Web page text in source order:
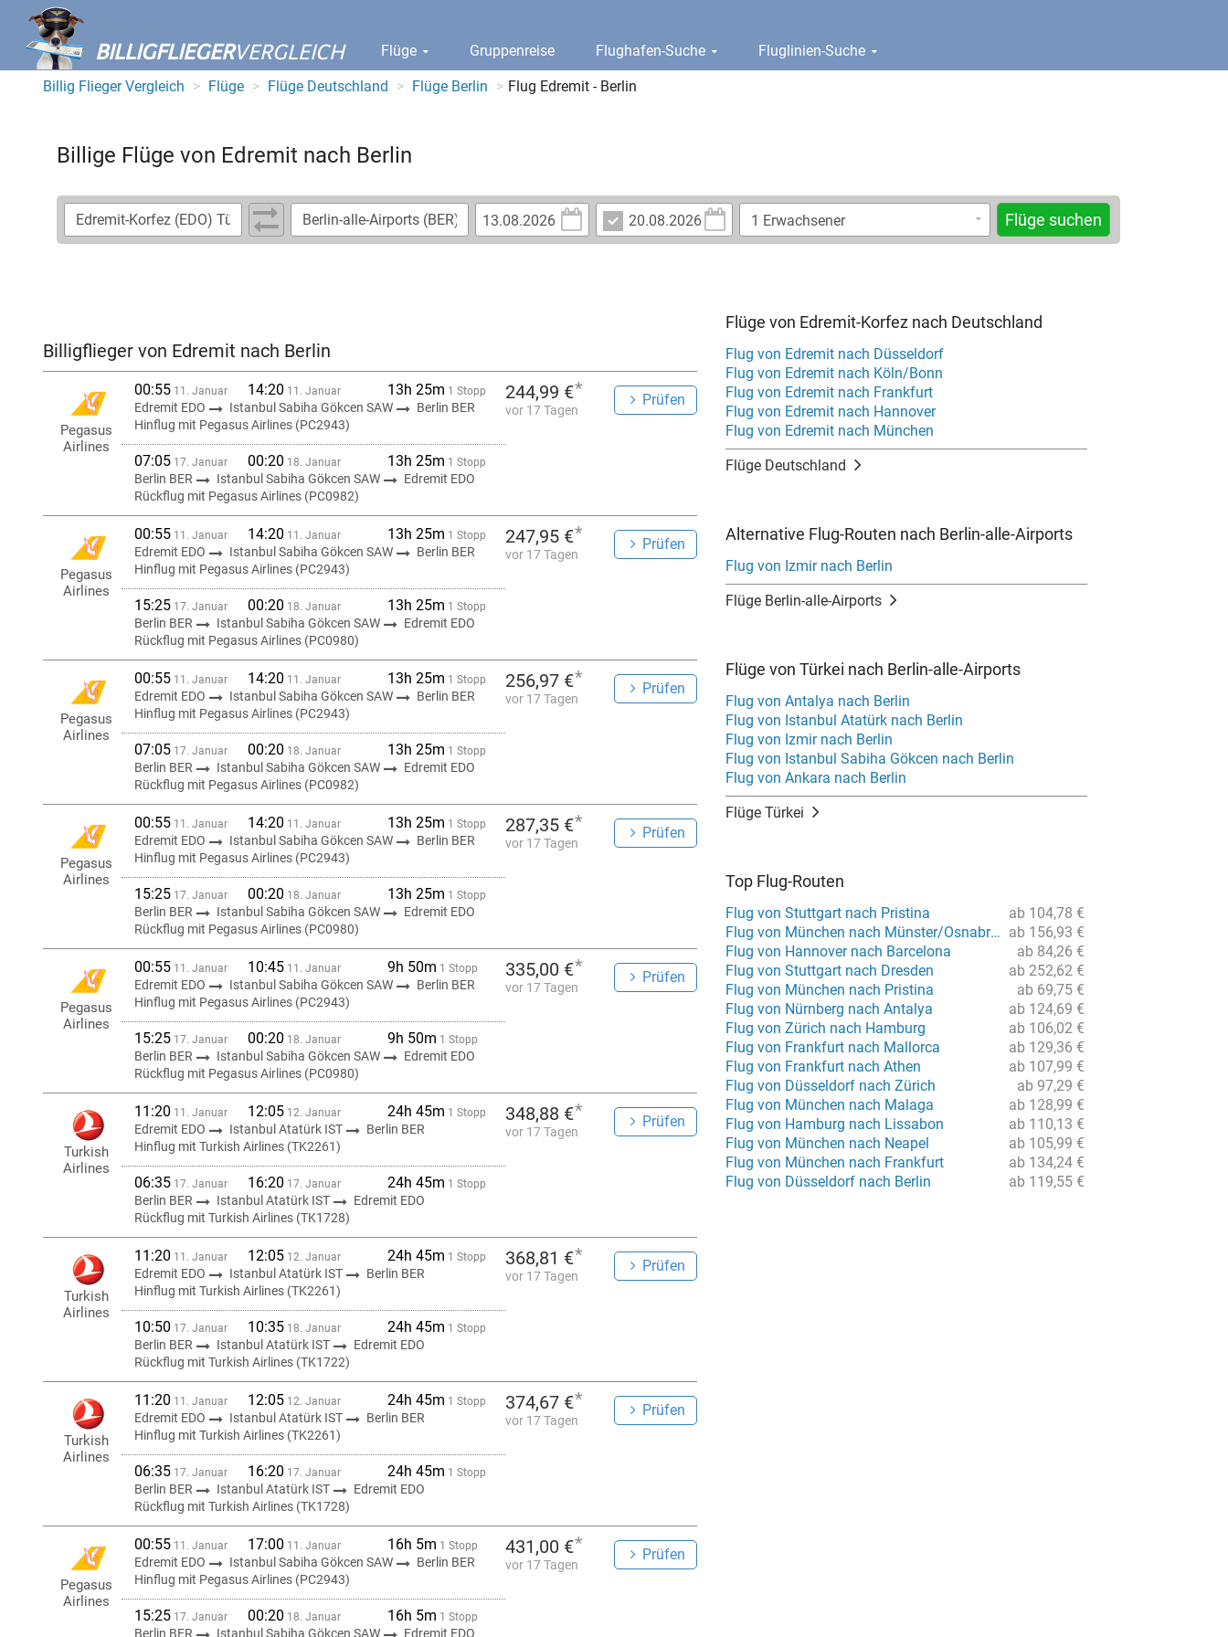
BILLIGFLIEGERVERGLEICH Flüge Gruppenreise Flughafen-Suche Fluglinien-Suche
Billig Flieger Vergleich Flüge Flüge Deutschland Flüge Berlin Flug Edremit - Berlin
Billige Flüge von Edremit nach Berlin
Flüge suchen
Billigflieger von Edremit nach Berlin
00:55 11. Januar 14:20 11. Januar 13h 25m 1 Stopp
Edremit EDO Istanbul Sabiha Gökcen SAW
Berlin BER
Hinflug mit Pegasus Airlines (PC2943)
07:05 17. Januar 00:20 18. Januar 13h 25m 1 Stopp
Berlin BER Istanbul Sabiha Gökcen SAW
Edremit EDO
Rückflug mit Pegasus Airlines (PC0982)
Pegasus
Airlines
244,99 €*
vor 17 Tagen
Prüfen
00:55 11. Januar 14:20 11. Januar 13h 25m 1 Stopp
Edremit EDO Istanbul Sabiha Gökcen SAW
Berlin BER
Hinflug mit Pegasus Airlines (PC2943)
15:25 17. Januar 00:20 18. Januar 13h 25m 1 Stopp
Berlin BER Istanbul Sabiha Gökcen SAW
Edremit EDO
Rückflug mit Pegasus Airlines (PC0980)
Pegasus
Airlines
247,95 €*
vor 17 Tagen
Prüfen
00:55 11. Januar 14:20 11. Januar 13h 25m 1 Stopp
Edremit EDO Istanbul Sabiha Gökcen SAW
Berlin BER
Hinflug mit Pegasus Airlines (PC2943)
07:05 17. Januar 00:20 18. Januar 13h 25m 1 Stopp
Berlin BER Istanbul Sabiha Gökcen SAW
Edremit EDO
Rückflug mit Pegasus Airlines (PC0982)
Pegasus
Airlines
256,97 €*
vor 17 Tagen
Prüfen
00:55 11. Januar 14:20 11. Januar 13h 25m 1 Stopp
Edremit EDO Istanbul Sabiha Gökcen SAW
Berlin BER
Hinflug mit Pegasus Airlines (PC2943)
15:25 17. Januar 00:20 18. Januar 13h 25m 1 Stopp
Berlin BER Istanbul Sabiha Gökcen SAW
Edremit EDO
Rückflug mit Pegasus Airlines (PC0980)
Pegasus
Airlines
287,35 €*
vor 17 Tagen
Prüfen
00:55 11. Januar 10:45 11. Januar 9h 50m 1 Stopp
Edremit EDO Istanbul Sabiha Gökcen SAW
Berlin BER
Hinflug mit Pegasus Airlines (PC2943)
15:25 17. Januar 00:20 18. Januar 9h 50m 1 Stopp
Berlin BER Istanbul Sabiha Gökcen SAW
Edremit EDO
Rückflug mit Pegasus Airlines (PC0980)
Pegasus
Airlines
335,00 €*
vor 17 Tagen
Prüfen
11:20 11. Januar 12:05 12. Januar 24h 45m 1 Stopp
Edremit EDO Istanbul Atatürk IST
Berlin BER
Hinflug mit Turkish Airlines (TK2261)
06:35 17. Januar 16:20 17. Januar 24h 45m 1 Stopp
Berlin BER Istanbul Atatürk IST
Edremit EDO
Rückflug mit Turkish Airlines (TK1728)
Turkish
Airlines
348,88 €*
vor 17 Tagen
Prüfen
11:20 11. Januar 12:05 12. Januar 24h 45m 1 Stopp
Edremit EDO Istanbul Atatürk IST
Berlin BER
Hinflug mit Turkish Airlines (TK2261)
10:50 17. Januar 10:35 18. Januar 24h 45m 1 Stopp
Berlin BER Istanbul Atatürk IST
Edremit EDO
Rückflug mit Turkish Airlines (TK1722)
Turkish
Airlines
368,81 €*
vor 17 Tagen
Prüfen
11:20 11. Januar 12:05 12. Januar 24h 45m 1 Stopp
Edremit EDO Istanbul Atatürk IST
Berlin BER
Hinflug mit Turkish Airlines (TK2261)
06:35 17. Januar 16:20 17. Januar 24h 45m 1 Stopp
Berlin BER Istanbul Atatürk IST
Edremit EDO
Rückflug mit Turkish Airlines (TK1728)
Turkish
Airlines
374,67 €*
vor 17 Tagen
Prüfen
00:55 11. Januar 17:00 11. Januar 16h 5m 1 Stopp
Edremit EDO Istanbul Sabiha Gökcen SAW
Berlin BER
Hinflug mit Pegasus Airlines (PC2943)
15:25 17. Januar 00:20 18. Januar 16h 5m 1 Stopp
Berlin BER Istanbul Sabiha Gökcen SAW Edremit EDO
Pegasus
Airlines
431,00 €*
vor 17 Tagen
Prüfen
Flüge von Edremit-Korfez nach Deutschland
Flug von Edremit nach Düsseldorf
Flug von Edremit nach Köln/Bonn
Flug von Edremit nach Frankfurt
Flug von Edremit nach Hannover
Flug von Edremit nach München
Flüge Deutschland
Alternative Flug-Routen nach Berlin-alle-Airports
Flug von Izmir nach Berlin
Flüge Berlin-alle-Airports
Flüge von Türkei nach Berlin-alle-Airports
Flug von Antalya nach Berlin
Flug von Istanbul Atatürk nach Berlin
Flug von Izmir nach Berlin
Flug von Istanbul Sabiha Gökcen nach Berlin
Flug von Ankara nach Berlin
Flüge Türkei
Top Flug-Routen
ab 104,78 €
Flug von Stuttgart nach Pristina
ab 156,93 €
Flug von München nach Münster/Osnabrück
ab 84,26 €
Flug von Hannover nach Barcelona
ab 252,62 €
Flug von Stuttgart nach Dresden
ab 69,75 €
Flug von München nach Pristina
ab 124,69 €
Flug von Nürnberg nach Antalya
ab 106,02 €
Flug von Zürich nach Hamburg
ab 129,36 €
Flug von Frankfurt nach Mallorca
ab 107,99 €
Flug von Frankfurt nach Athen
ab 97,29 €
Flug von Düsseldorf nach Zürich
ab 128,99 €
Flug von München nach Malaga
ab 110,13 €
Flug von Hamburg nach Lissabon
ab 105,99 €
Flug von München nach Neapel
ab 134,24 €
Flug von München nach Frankfurt
ab 119,55 €
Flug von Düsseldorf nach Berlin